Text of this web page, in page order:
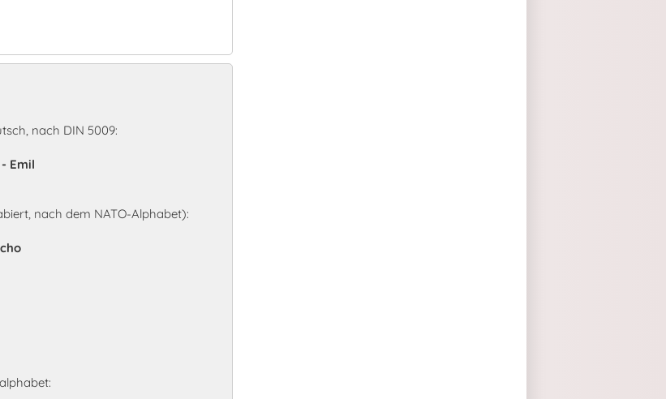
nach DIN 5009:
Emil
nach dem NATO-Alphabet):